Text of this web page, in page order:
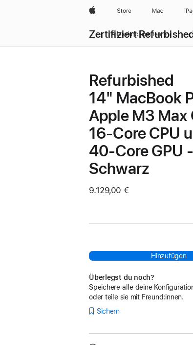
Apple Store Mac
ZertifiziertAlles durchsuchen
Refurbished
14" MacBook
Apple M3 Max
16‑Core CPU
40‑Core GPU
Schwarz
9.129,00 €
Hinzufügen
Überlegst du noch?
Speichere alle deine
oder teile sie mit Freund:innen.
Sichern